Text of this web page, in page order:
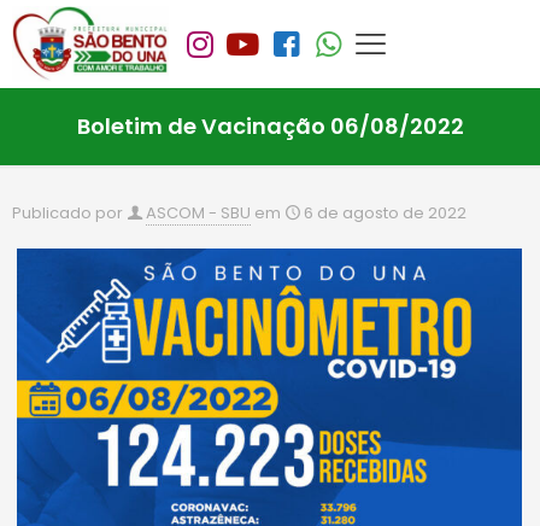
Boletim de Vacinação 06/08/2022
Publicado por ASCOM - SBU em 6 de agosto de 2022